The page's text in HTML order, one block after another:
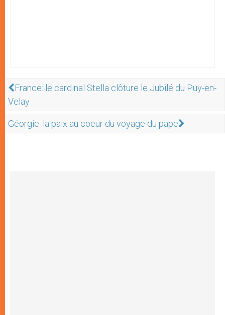
France: le cardinal Stella clôture le Jubilé du Puy-en-
Velay
Géorgie: la paix au coeur du voyage du pape